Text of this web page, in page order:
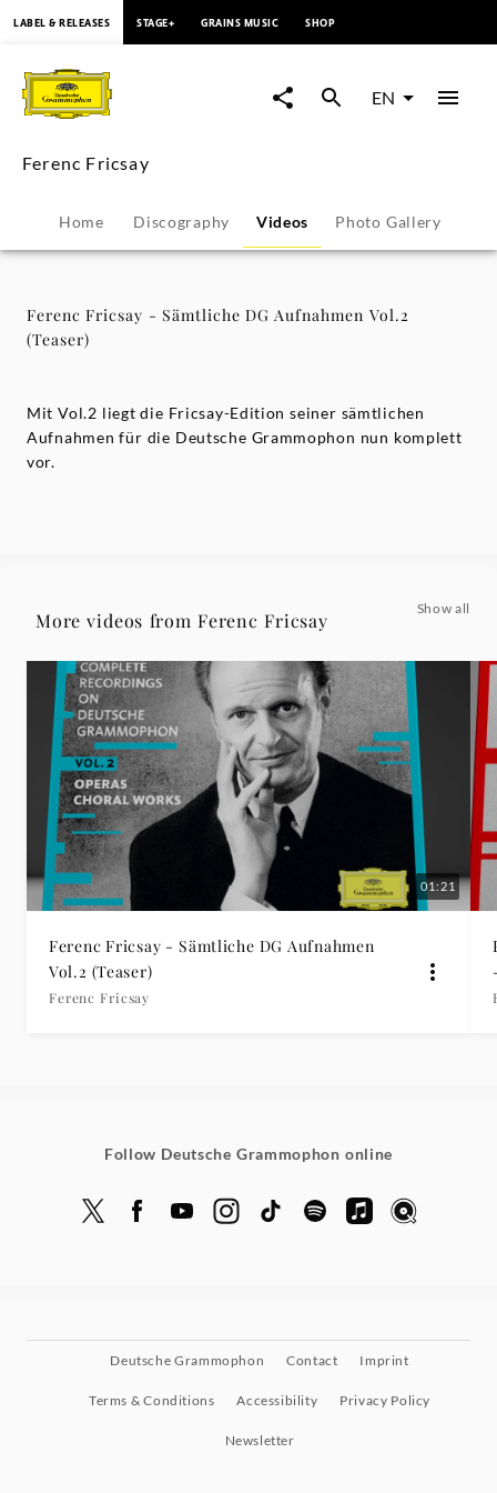
Fricsay
Sämtliche
DG
Aufnahmen
(Teaser)
Deutsche
Grammophon
LABEL & RELEASES STAGE+ GRAINS MUSIC SHOP
EN
Ferenc Fricsay
Home Discography Videos Photo Gallery
Ferenc Fricsay - Sämtliche DG Aufnahmen Vol.2
(Teaser)
Mit Vol.2 liegt die Fricsay-Edition seiner sämtlichen
Aufnahmen für die Deutsche Grammophon nun komplett
vor.
More videos from Ferenc Fricsay
Show all
01:21
Ferenc Fricsay - Sämtliche DG Aufnahmen
Vol.2 (Teaser)
Ferenc Fricsay
Follow Deutsche Grammophon online
Deutsche Grammophon Contact Imprint
Terms & Conditions Accessibility Privacy Policy
Newsletter